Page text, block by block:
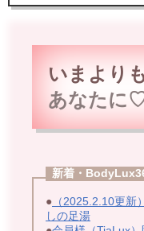
いまより
あなたに
新着・
● （2025.2.10更新
しの足湯